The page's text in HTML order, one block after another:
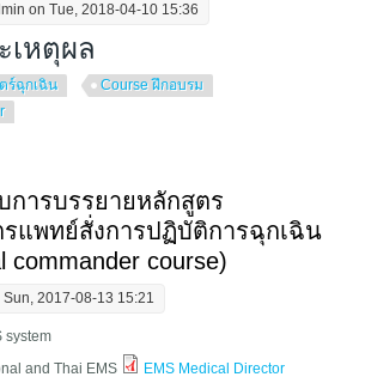
on Tue, 2018-04-10 15:36
เหตุผล
ร์ฉุกเฉิน
Course ฝึกอบรม
การบรรยายหลักสูตร
แพทย์สั่งการปฏิบัติการฉุกเฉิน
commander course)
Sun, 2017-08-13 15:21
system
and Thai EMS
EMS Medical Director